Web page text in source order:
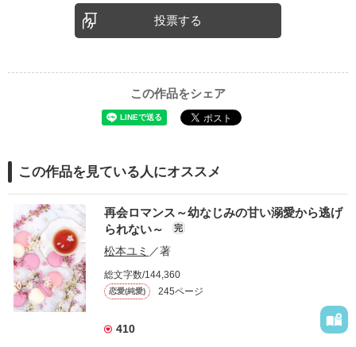
投票する
この作品をシェア
この作品を見ている人にオススメ
再会ロマンス～幼なじみの甘い溺愛から逃げ
られない～
完
松本ユミ ／著
総文字数/144,360
恋愛(純愛) 245ページ
410